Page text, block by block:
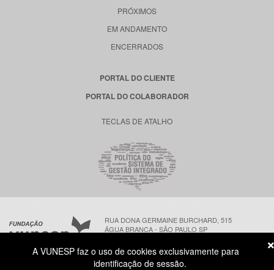
PRÓXIMOS
EM ANDAMENTO
ENCERRADOS
PORTAL DO CLIENTE
PORTAL DO COLABORADOR
TECLAS DE ATALHO
RUA DONA GERMAINE BURCHARD, 515
ÁGUA BRANCA - SÃO PAULO SP
A VUNESP faz o uso de cookies exclusivamente para
identificação de sessão.